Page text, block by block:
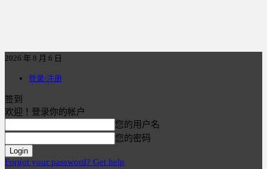
2026 年 8 月 6 日
登录/注册
签到
欢迎！登录你的帐户
您的用户名
您的密码
Forgot your password? Get help